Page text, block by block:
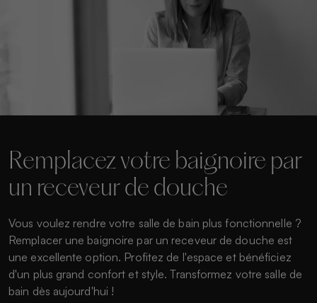
Remplacez votre baignoire par
un receveur de douche
Vous voulez rendre votre salle de bain plus fonctionnelle ?
Remplacer une baignoire par un receveur de douche est
une excellente option. Profitez de l'espace et bénéficiez
d'un plus grand confort et style. Transformez votre salle de
bain dès aujourd'hui !